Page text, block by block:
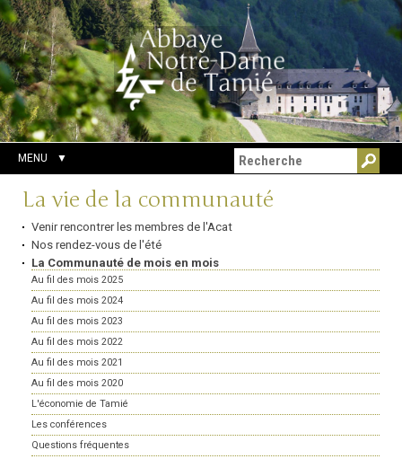
Aller
au
contenu.
|
Aller
à
la
navigation
Outils
personnels
Chercher par
Recherche
avancée…
MENU
Navigation
La vie de la communauté
Venir rencontrer les membres de l'Acat
Nos rendez-vous de l'été
La Communauté de mois en mois
Au fil des mois 2025
Au fil des mois 2024
Au fil des mois 2023
Au fil des mois 2022
Au fil des mois 2021
Au fil des mois 2020
L'économie de Tamié
Les conférences
Questions fréquentes